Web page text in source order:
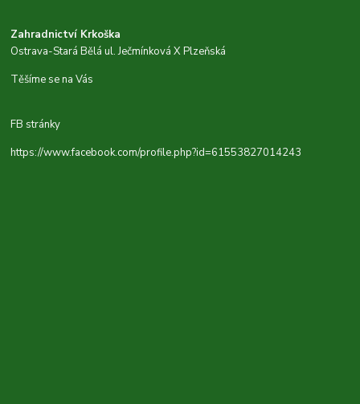
Zahradnictví Krkoška
Ostrava-Stará Bělá ul. Ječmínková X Plzeňská
Těšíme se na Vás
FB stránky
https://www.facebook.com/profile.php?id=61553827014243